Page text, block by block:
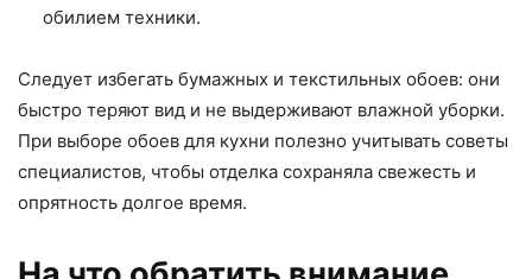
обилием техники.
Следует избегать бумажных и текстильных обоев: они
быстро теряют вид и не выдерживают влажной уборки.
При выборе обоев для кухни полезно учитывать советы
специалистов, чтобы отделка сохраняла свежесть и
опрятность долгое время.